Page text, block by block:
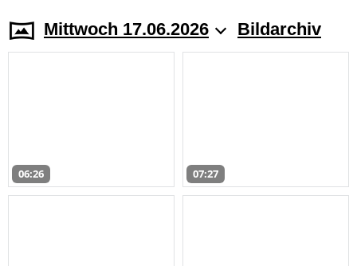
Mittwoch 17.06.2026 Bildarchiv
06:26 07:27